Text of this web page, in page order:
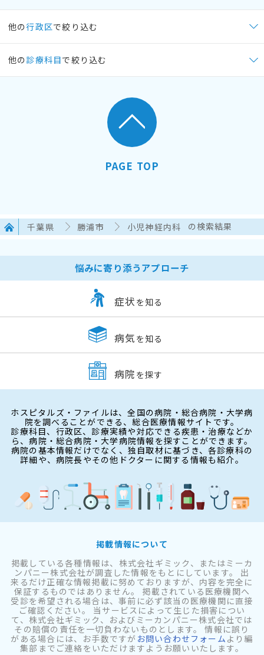
他の行政区で絞り込む
他の 診療科目で絞り込む
PAGE TOP
千葉県 勝浦市 小児神経内科 の検索結果
悩みに寄り添うアプローチ
症状 を知る
病気 を知る
病院 を探す
ホスピタルズ・ファイルは、全国の病院・総合病院・大学病
院を調べることができる、総合医療情報サイトです。
診療科目、行政区、診療実績や対応できる疾患・治療などか
ら、病院・総合病院・大学病院情報を探すことができます。
病院の基本情報だけでなく、独自取材に基づき、各診療科の
詳細や、病院長やその他ドクターに関する情報も紹介。
掲載情報について
掲載している各種情報は、株式会社ギミック、またはミーカ
ンパニー株式会社が調査した情報をもとにしています。 出
来るだけ正確な情報掲載に努めておりますが、内容を完全に
保証するものではありません。 掲載されている医療機関へ
受診を希望される場合は、事前に必ず該当の医療機関に直接
ご確認ください。 当サービスによって生じた損害につい
て、株式会社ギミック、およびミーカンパニー株式会社では
その賠償の責任を一切負わないものとします。 情報に誤り
がある場合には、お手数ですが お問い合わせフォーム より編
集部までご連絡をいただけますようお願いいたします。